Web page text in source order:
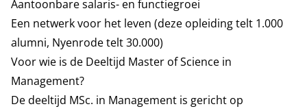
Aantoonbare salaris- en functiegroei
Een netwerk voor het leven (deze opleiding telt 1.000
alumni, Nyenrode telt 30.000)
Voor wie is de Deeltijd Master of Science in
Management?
De deeltijd MSc. in Management is gericht op